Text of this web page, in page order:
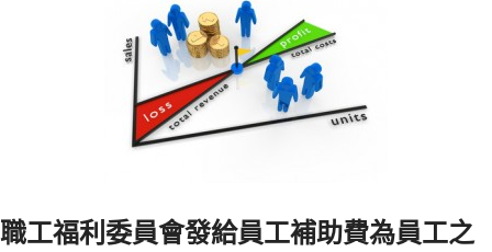
職工福利委員會發給員工補助費為員工之